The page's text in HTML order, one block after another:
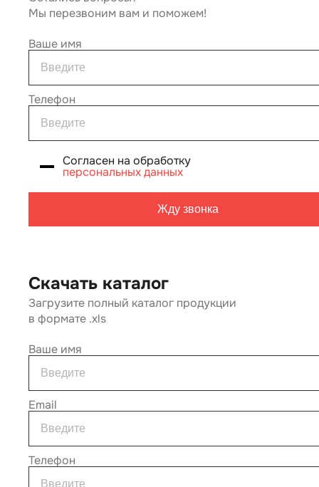
Мы перезвоним вам и поможем!
Ваше имя
Телефон
Согласен на обработку
персональных данных
Жду звонка
Скачать каталог
Загрузите полный каталог продукции
в формате .xls
Ваше имя
Email
Телефон